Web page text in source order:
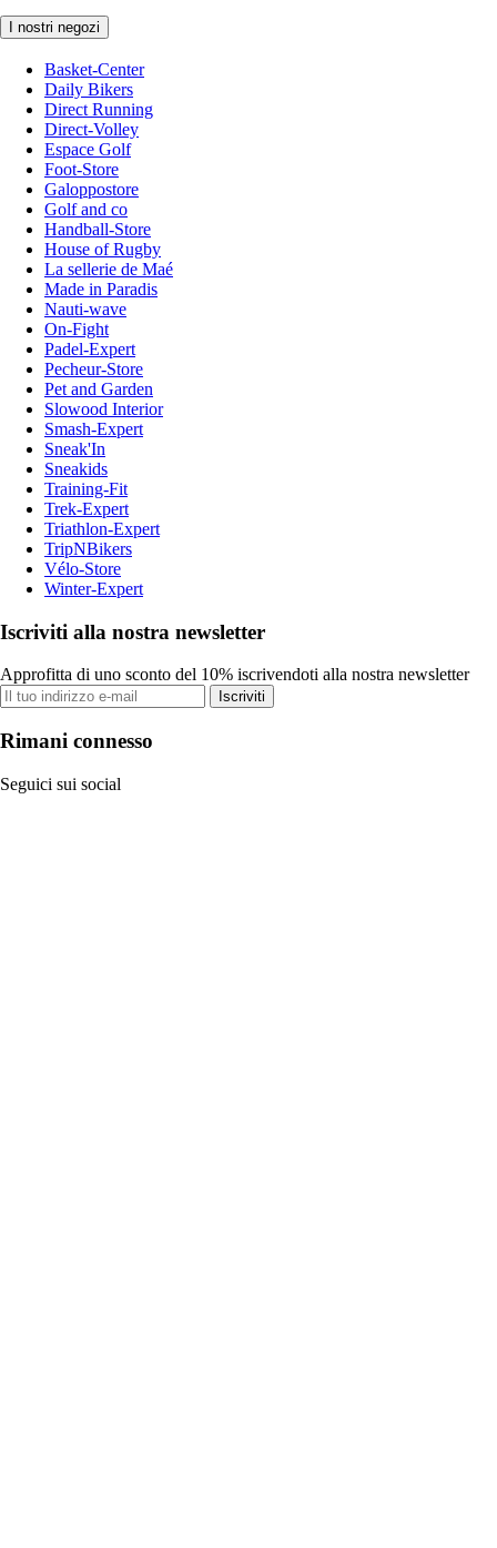
I nostri negozi
Basket-Center
Daily Bikers
Direct Running
Direct-Volley
Espace Golf
Foot-Store
Galoppostore
Golf and co
Handball-Store
House of Rugby
La sellerie de Maé
Made in Paradis
Nauti-wave
On-Fight
Padel-Expert
Pecheur-Store
Pet and Garden
Slowood Interior
Smash-Expert
Sneak'In
Sneakids
Training-Fit
Trek-Expert
Triathlon-Expert
TripNBikers
Vélo-Store
Winter-Expert
Iscriviti alla nostra newsletter
Approfitta di uno sconto del 10% iscrivendoti alla nostra newsletter
Iscriviti
Rimani connesso
Seguici sui social